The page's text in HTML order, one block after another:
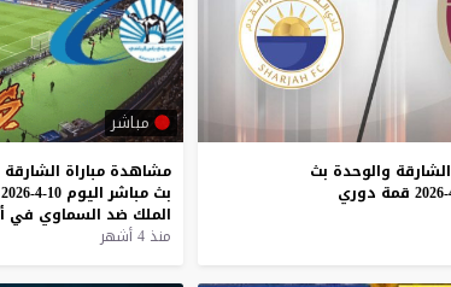
الشارقة والوحدة بث
قمة دوري
مباشر
مشاهدة مباراة الشارقة
بث مباشر اليوم 10-4-2026
الملك ضد السماوي في
منذ 4 أشهر